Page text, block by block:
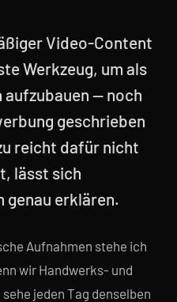
Video-Content
Werkzeug, um als
— noch
geschrieben
reicht dafür nicht
lässt sich
genau erklären.
Aufnahmen stehe ich
wir Handwerks- und
jeden Tag denselben